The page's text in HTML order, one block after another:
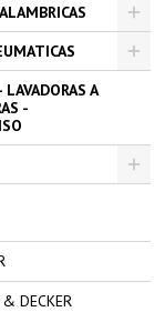
LAVADORAS A
-
DECKER